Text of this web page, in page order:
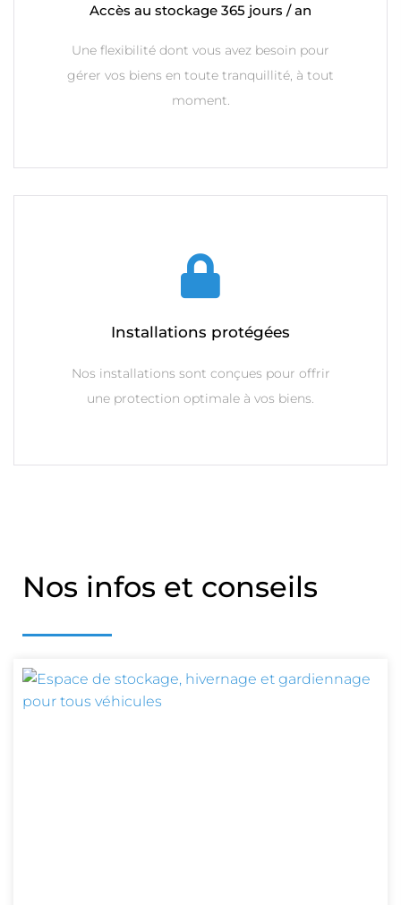
Accès au stockage 365 jours / an
Une flexibilité dont vous avez besoin pour
gérer vos biens en toute tranquillité, à tout
moment.
Installations protégées
Nos installations sont conçues pour offrir
une protection optimale à vos biens.
Nos infos et conseils